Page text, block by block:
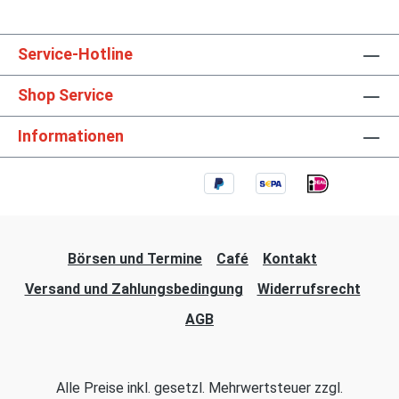
Service-Hotline
Shop Service
Informationen
Börsen und Termine Café
Kontakt
Versand und Zahlungsbedingung
Widerrufsrecht
AGB
Alle Preise inkl. gesetzl. Mehrwertsteuer zzgl.